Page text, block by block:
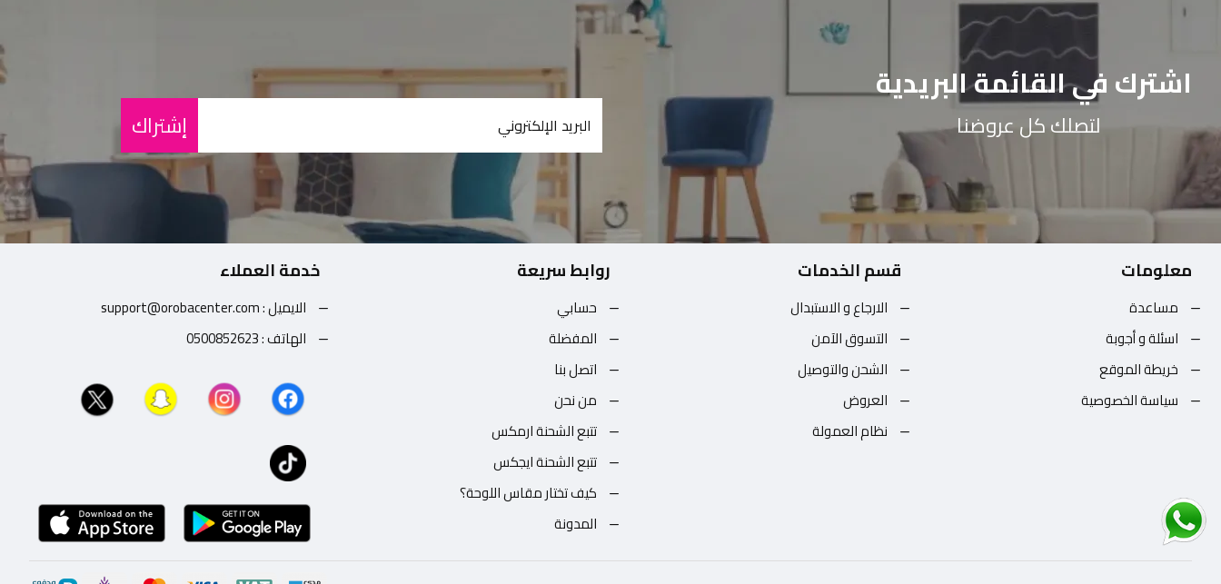
اشترك في القائمة البريدية
لتصلك كل عروضنا إشتراك
معلومات
مساعدة
اسئلة و أجوبة
خريطة الموقع
سياسة الخصوصية
قسم الخدمات
الارجاع و الاستبدال
التسوق الآمن
الشحن والتوصيل
العروض
نظام العمولة
روابط سريعة
حسابي
المفضلة
اتصل بنا
من نحن
تتبع الشحنة ارمكس
تتبع الشحنة ايجكس
كيف تختار مقاس اللوحة؟
المدونة
خدمة العملاء
الايميل : support@orobacenter.com
الهاتف : 0500852623